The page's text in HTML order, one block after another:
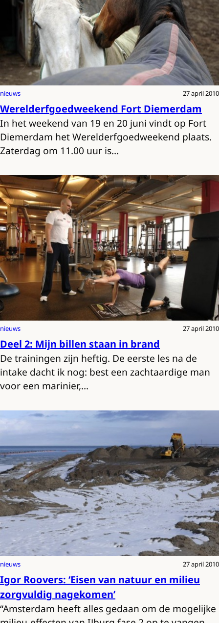
nieuws 27 april 2010
Werelderfgoedweekend Fort Diemerdam
In het weekend van 19 en 20 juni vindt op Fort
Diemerdam het Werelderfgoedweekend plaats.
Zaterdag om 11.00 uur is…
nieuws 27 april 2010
Deel 2: Mijn billen staan in brand
De trainingen zijn heftig. De eerste les na de
intake dacht ik nog: best een zachtaardige man
voor een marinier,…
nieuws 27 april 2010
Igor Roovers: ‘Eisen van natuur en milieu
zorgvuldig nagekomen’
“Amsterdam heeft alles gedaan om de mogelijke